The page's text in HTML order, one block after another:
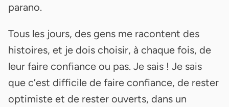
parano.
Tous les jours, des gens me racontent des
histoires, et je dois choisir, à chaque fois, de
leur faire confiance ou pas. Je sais ! Je sais
que c’est difficile de faire confiance, de rester
optimiste et de rester ouverts, dans un